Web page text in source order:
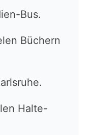
Bus.
Büchern
Halte-